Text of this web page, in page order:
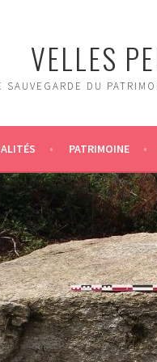
VELLES
SAUVEGARDE DU
PATRIMOINE